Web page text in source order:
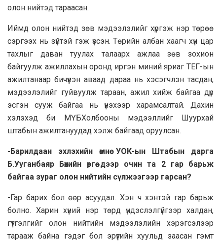
олон нийтэд тараасан.
Иймд олон нийтэд зөв мэдээлэлийг хүргэж нэр төрөө
сэргээх нь зүйтэй гэж үзсэн. Төрийн албан хаагч хүн цар
тахлыг даван туулах талаарх ажлаа зөв зохион
байгуулж ажиллахын оронд иргэн миний яриаг ТЕГ-ын
ажилтанаар бичүүлэн аваад дараа нь хэсэгчлэн тасдан,
мэдээлэлийг гуйвуулж тараан, ажил хийж байгаа дүр
эсгэн сууж байгаа нь үнэхээр харамсалтай. Дахин
хэлэхэд би МҮБХолбооны мэдээллийг Шуурхай
штабын ажилтануудад хэлж байгаад оруулсан.
-Барилдаан эхлэхийн өмнө УОК-ын Штабын дарга
Б.Ууганбаяр Бөхийн өргөө дээр очин та 2 гар барьж
байгаа зураг олон нийтийн сүлжээгээр гарсан?
-Гар барих бол өөр асуудал. Хэн ч хэнтэй гар барьж
болно. Харин хүний нэр төрд үндэслэлгүйгээр халдан,
гүтгэлгийг олон нийтийн мэдээлэлийн хэрэгсэлээр
тарааж байна гэдэг бол эрүүгийн хуульд заасан гэмт